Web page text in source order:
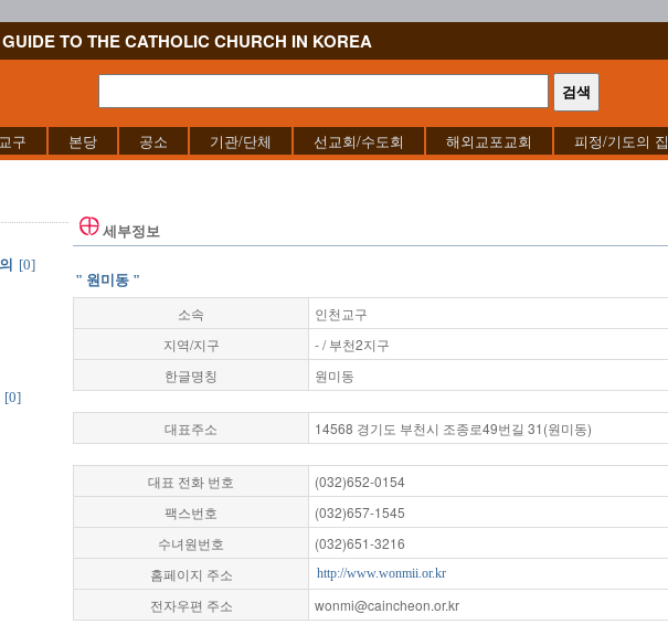
TO THE CATHOLIC CHURCH IN KOREA
교구 본당 공소 기관/단체 선교회/수도회 해외교포교회 피정/기도의 집
[0]
[0]
세부정보
" 원미동 "
소속
인천교구
지역/지구
- / 부천2지구
한글명칭
원미동
대표주소 14568 경기도 부천시 조종로49번길 31(원미동)
대표 전화 번호
(032)652-0154
팩스번호
(032)657-1545
수녀원번호
(032)651-3216
홈페이지 주소
http://www.wonmii.or.kr
전자우편 주소 wonmi@caincheon.or.kr